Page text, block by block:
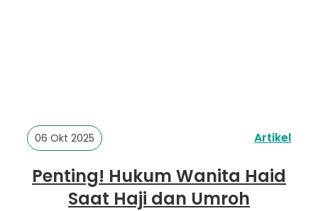
06 Okt 2025 Artikel
Penting! Hukum Wanita Haid
Saat Haji dan Umroh